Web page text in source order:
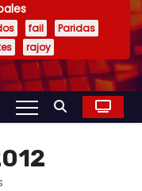
fail
Paridas
rajoy